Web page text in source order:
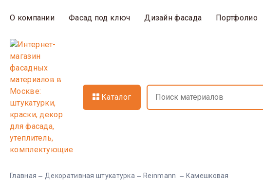
О компании Фасад под ключ Дизайн фасада Портфолио
Каталог
Главная Декоративная штукатурка Reinmann Камешковая